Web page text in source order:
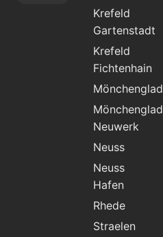
Krefeld
Gartenstadt
Krefeld
Fichtenhain
Neuwerk
Neuss
Neuss
Hafen
Rhede
Straelen